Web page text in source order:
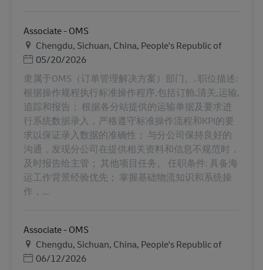
Associate - OMS
Ubicación
Chengdu, Sichuan, China, People's Republic of
Posted Date
05/20/2026
隶属于OMS（订单管理解决方案）部门。. 职位描述:
根据操作规程执行标准操作程序,包括订舱,清关,运输,
追踪和报告； 根据各分站提供的运输单据及要求进
行系统数据录入，严格遵守标准操作流程和KPI的要
求以保证录入数据的准确性； 与分公司保持良好的
沟通，发现分公司在提供相关资料和信息不规范时，
及时报告给主管； 其他项目任务。 任职条件: 具备海
运工作背景经验优先； 掌握基础物流知识和系统操
作，...
Associate - OMS
Ubicación
Chengdu, Sichuan, China, People's Republic of
Posted Date
06/12/2026